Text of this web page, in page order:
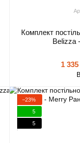
Комплект
Belizza
1 335
−23%
5
5